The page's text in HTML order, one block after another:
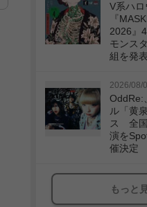
V系ハロ
『
2026』
モンス
組を発表
2026/08/
OddRe:
ル「黄
ス 全国
演を
催決定
もっと